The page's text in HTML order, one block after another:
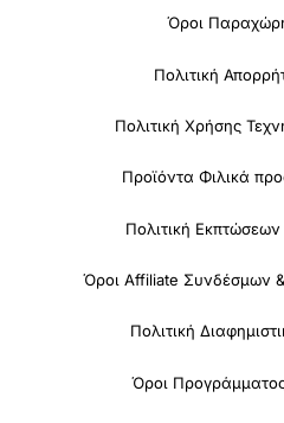
Όροι
Πολιτική
Πολιτική Χρήσης
Προϊόντα Φιλικά
Πολιτική
Όροι Affiliate Συνδέσμων
Πολιτική
Όροι